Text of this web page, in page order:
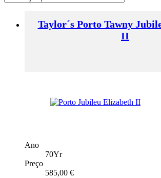
Taylor´s Porto Tawny
II
Ano
70Yr
Preço
585,00 €